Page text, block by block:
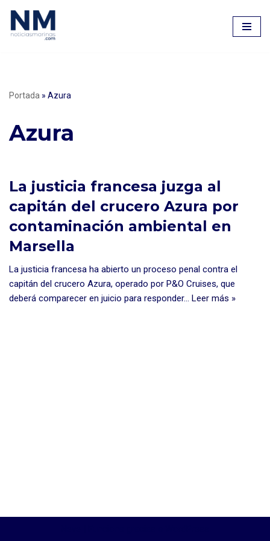
Saltar
Portada » Azura
Azura
La justicia francesa juzga al
capitán del crucero Azura por
contaminación ambiental en
Marsella
La justicia francesa ha abierto un proceso penal contra el
capitán del crucero Azura, operado por P&O Cruises, que
deberá comparecer en juicio para responder… Leer más »